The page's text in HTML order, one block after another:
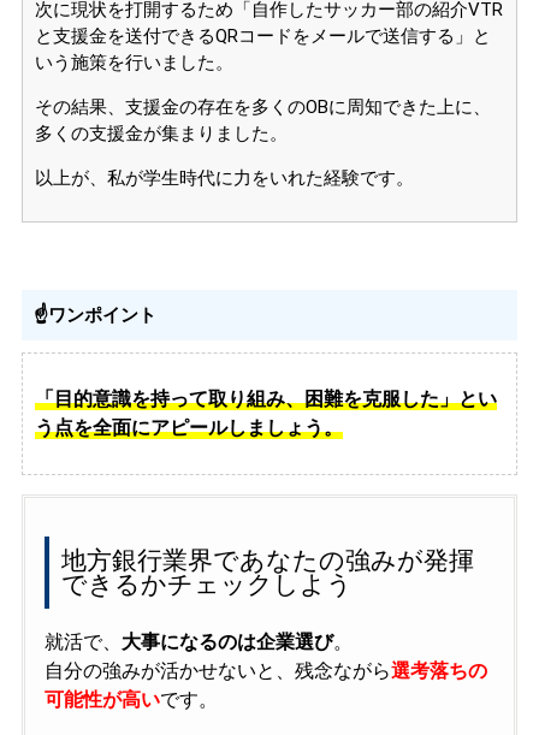
次に現状を打開するため「自作したサッカー部の紹介VTR
と支援金を送付できるQRコードをメールで送信する」と
いう施策を行いました。
その結果、支援金の存在を多くのOBに周知できた上に、
多くの支援金が集まりました。
以上が、私が学生時代に力をいれた経験です。
☝ワンポイント
「目的意識を持って取り組み、困難を克服した」とい
う点を全面にアピールしましょう。
地方銀行業界であなたの強みが発揮
できるかチェックしよう
就活で、 大事になるのは企業選び。
自分の強みが活かせないと、残念ながら選考落ちの
可能性が高いです。